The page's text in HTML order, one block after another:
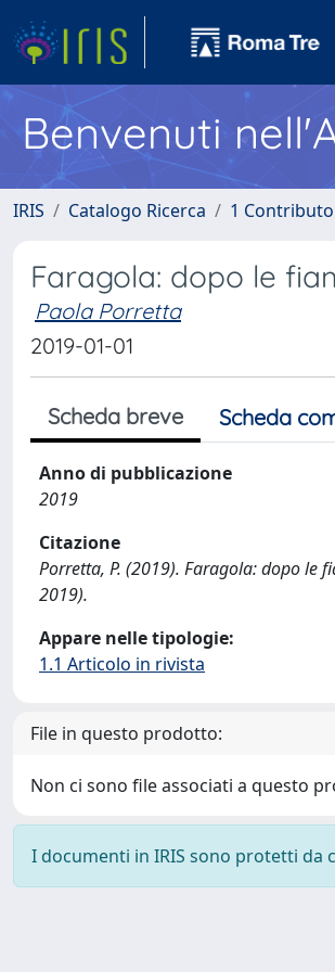
Benvenuti
IRIS Catalogo Ricerca 1
Faragola: dopo le
Paola Porretta
2019-01-01
Scheda breve Scheda
Anno di pubblicazione
2019
Citazione
Porretta, P. (2019). Faragola: dopo le
2019).
Appare nelle tipologie:
1.1 Articolo in rivista
File in questo prodotto:
Non ci sono file associati a questo
I documenti in IRIS sono protetti da